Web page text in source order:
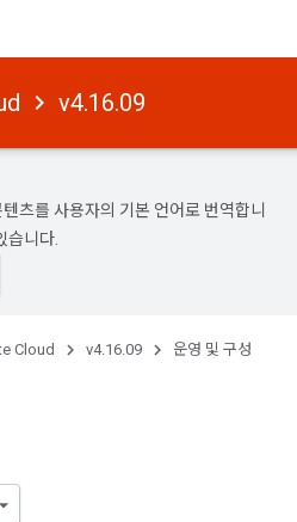
v4.16.09
츠를 사용자의 기본 언어로 번역합니
습니다.
Cloud v4.16.09 운영 및 구성